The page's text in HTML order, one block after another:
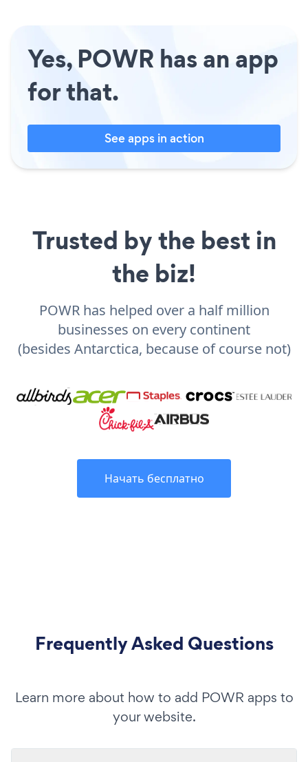
Yes, POWR has an app
for that.
See apps in action
Trusted by the best in
the biz!
POWR has helped over a half million
businesses on every continent
(besides Antarctica, because of course not)
Начать бесплатно
Frequently Asked Questions
Learn more about how to add POWR apps to
your website.